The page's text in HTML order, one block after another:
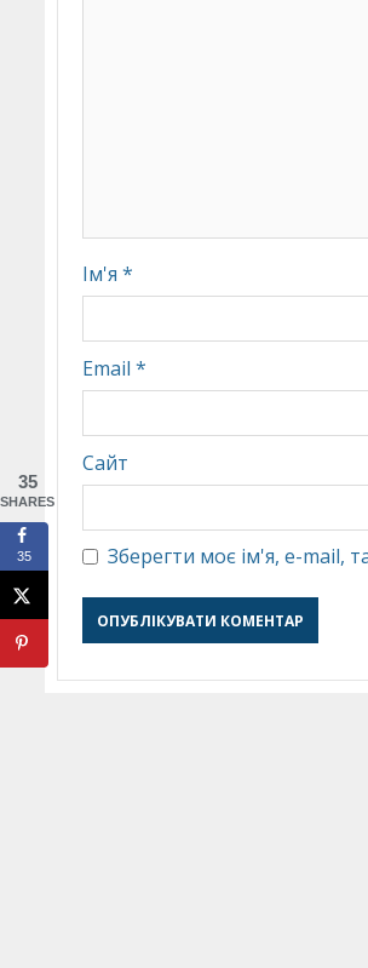
Ім'я *
Email *
Сайт
Зберегти моє ім'я, e-mail,
35
SHARES
35